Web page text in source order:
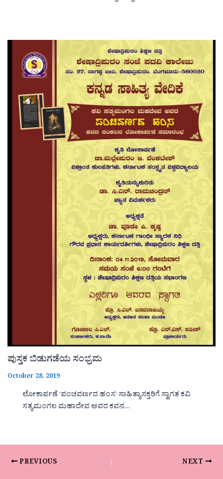
ಪುಸ್ತಕ ಬಿಡುಗಡೆಯ ಸಂಭ್ರಮ
October 28, 2019
ಲೋಕಾರ್ಪಣೆ ‘ಪಂಚವರ್ಣದ ಹಂಸ‘ ಸಾಹಿತ್ಯಾಸಕ್ತರಿಗೆ ಸ್ವಾಗತ ಕವಿ
ಸತ್ಯಮಂಗಲ ಮಹಾದೇವ ಅವರ ಕವನ…
PREVIOUS NEXT